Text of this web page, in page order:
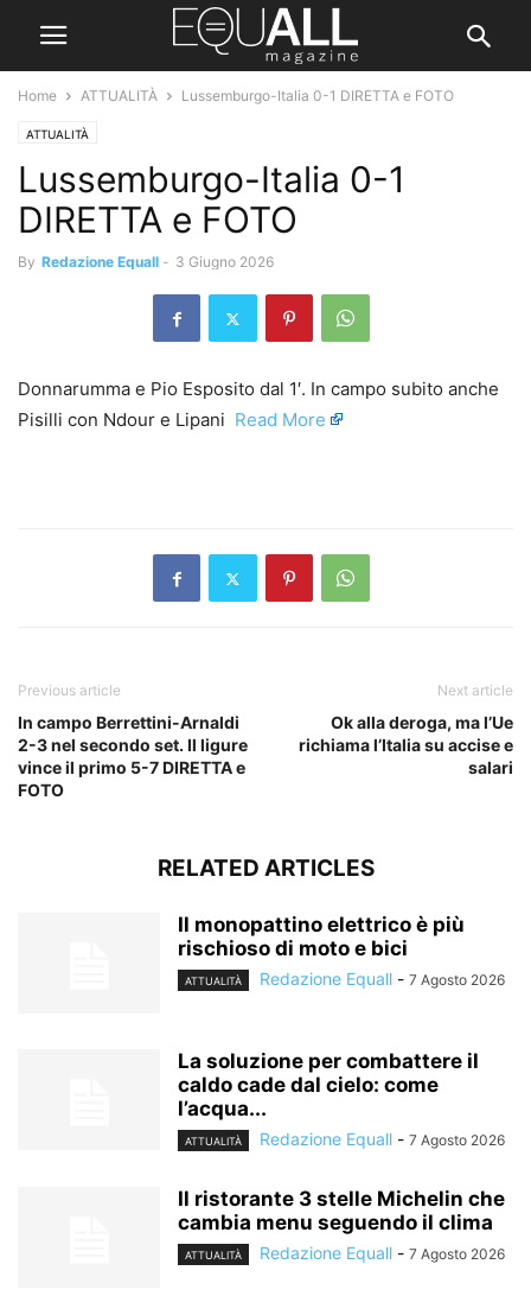
Home ATTUALITÀ Lussemburgo-Italia 0-1 DIRETTA e FOTO
ATTUALITÀ
Lussemburgo-Italia 0-1
DIRETTA e FOTO
By Redazione Equall - 3 Giugno 2026
Donnarumma e Pio Esposito dal 1′. In campo subito anche
Pisilli con Ndour e Lipani ​ Read More
Previous article
In campo Berrettini-Arnaldi
2-3 nel secondo set. Il ligure
vince il primo 5-7 DIRETTA e
FOTO
Next article
Ok alla deroga, ma l’Ue
richiama l’Italia su accise e
salari
RELATED ARTICLES
Il monopattino elettrico è più
rischioso di moto e bici
ATTUALITÀ Redazione Equall - 7 Agosto 2026
La soluzione per combattere il
caldo cade dal cielo: come
l’acqua...
ATTUALITÀ Redazione Equall - 7 Agosto 2026
Il ristorante 3 stelle Michelin che
cambia menu seguendo il clima
ATTUALITÀ Redazione Equall - 7 Agosto 2026